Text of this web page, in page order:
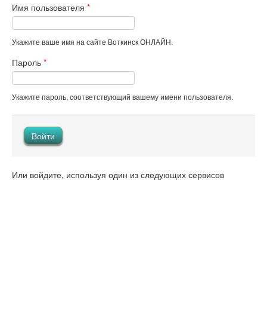
Имя пользователя *
Укажите ваше имя на сайте Воткинск ОНЛАЙН.
Пароль *
Укажите пароль, соответствующий вашему имени пользователя.
Или войдите, используя один из следующих сервисов